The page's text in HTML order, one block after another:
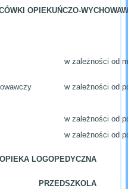
OPIEKUŃCZO-
w zależności od
w zależności od
w zależności od
w zależności od
PRZEDSZKOLA